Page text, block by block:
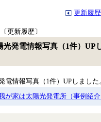
更新履歴
更新履歴〕
光発電情報写真（1件）UP
電情報写真（1件）UPしました
が家は太陽光発電所（事例紹